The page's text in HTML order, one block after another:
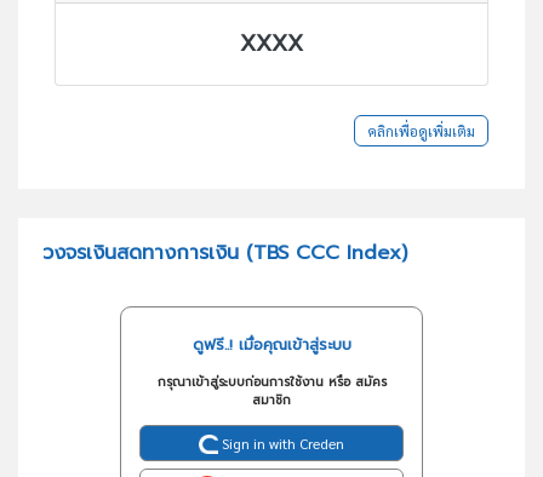
XXXX
คลิกเพื่อดูเพิ่มเติม
วงจรเงินสดทางการเงิน (TBS CCC Index)
ดูฟรี..! เมื่อคุณเข้าสู่ระบบ
กรุณาเข้าสู่ระบบก่อนการใช้งาน หรือ สมัคร
สมาชิก
Sign in with Creden